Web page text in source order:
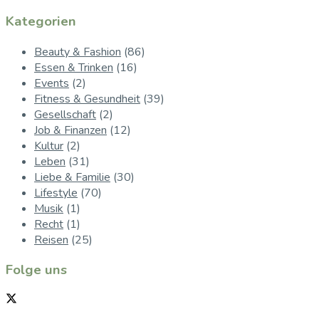
Kategorien
Beauty & Fashion (86)
Essen & Trinken (16)
Events (2)
Fitness & Gesundheit (39)
Gesellschaft (2)
Job & Finanzen (12)
Kultur (2)
Leben (31)
Liebe & Familie (30)
Lifestyle (70)
Musik (1)
Recht (1)
Reisen (25)
Folge uns